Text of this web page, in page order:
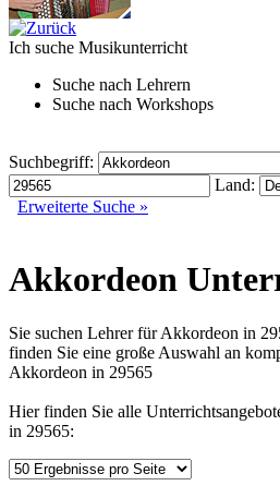
Ich suche Musikunterricht
Suche nach Lehrern
Suche nach Workshops
Suchbegriff:
Land:
Erweiterte Suche »
Akkordeon
Sie suchen Lehrer für Akkordeon in
finden Sie eine große Auswahl an
Akkordeon in 29565
Hier finden Sie alle
in 29565: